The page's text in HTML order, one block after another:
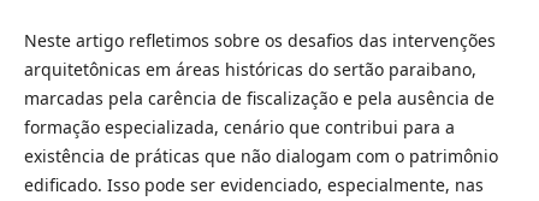
Neste artigo refletimos sobre os desafios das intervenções
arquitetônicas em áreas históricas do sertão paraibano,
marcadas pela carência de fiscalização e pela ausência de
formação especializada, cenário que contribui para a
existência de práticas que não dialogam com o patrimônio
edificado. Isso pode ser evidenciado, especialmente, nas